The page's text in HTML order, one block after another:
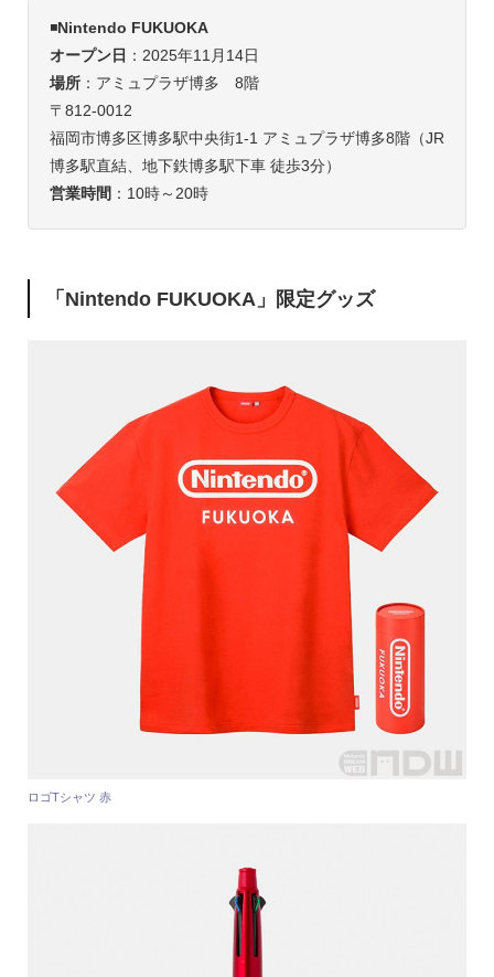
◾️Nintendo FUKUOKA
オープン日 ：2025年11月14日
場所：アミュプラザ博多 8階
〒812-0012
福岡市博多区博多駅中央街1-1 アミュプラザ博多8階（JR
博多駅直結、地下鉄博多駅下車 徒歩3分）
営業時間 ：10時～20時
「Nintendo FUKUOKA」限定グッズ
ロゴTシャツ 赤